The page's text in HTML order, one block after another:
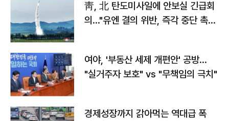
靑, 北 탄도미사일에 안보실 긴급회
의…"유엔 결의 위반, 즉각 중단 촉
여야, '부동산 세제 개편안' 공방…
"실거주자 보호" vs "무책임의 극치"
경제성장까지 갉아먹는 역대급 폭